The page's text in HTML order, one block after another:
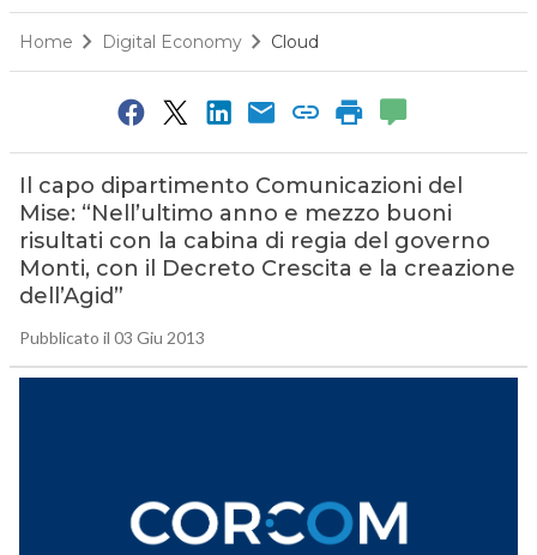
Home Digital Economy Cloud
Il capo dipartimento Comunicazioni del
Mise: “Nell’ultimo anno e mezzo buoni
risultati con la cabina di regia del governo
Monti, con il Decreto Crescita e la creazione
dell’Agid”
Pubblicato il 03 Giu 2013